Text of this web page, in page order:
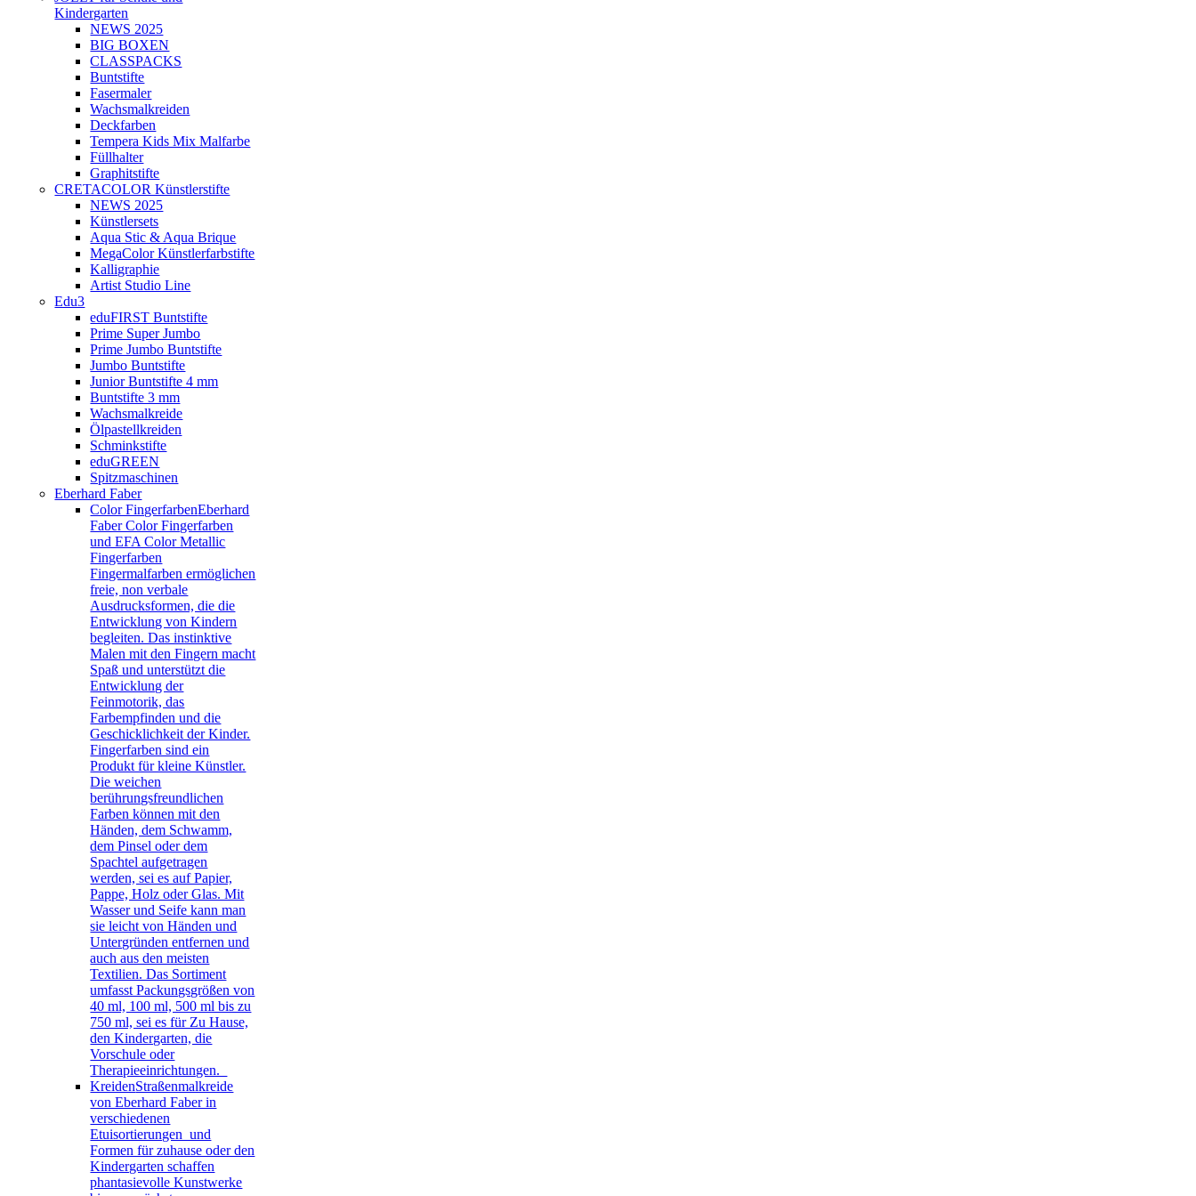
Kindergarten
NEWS 2025
BIG BOXEN
CLASSPACKS
Buntstifte
Fasermaler
Wachsmalkreiden
Deckfarben
Tempera Kids Mix Malfarbe
Füllhalter
Graphitstifte
CRETACOLOR Künstlerstifte
NEWS 2025
Künstlersets
Aqua Stic & Aqua Brique
MegaColor Künstlerfarbstifte
Kalligraphie
Artist Studio Line
Edu3
eduFIRST Buntstifte
Prime Super Jumbo
Prime Jumbo Buntstifte
Jumbo Buntstifte
Junior Buntstifte 4 mm
Buntstifte 3 mm
Wachsmalkreide
Ölpastellkreiden
Schminkstifte
eduGREEN
Spitzmaschinen
Eberhard Faber
Color FingerfarbenEberhard
Faber Color Fingerfarben
und EFA Color Metallic
Fingerfarben
Fingermalfarben ermöglichen
freie, non verbale
Ausdrucksformen, die die
Entwicklung von Kindern
begleiten. Das instinktive
Malen mit den Fingern macht
Spaß und unterstützt die
Entwicklung der
Feinmotorik, das
Farbempfinden und die
Geschicklichkeit der Kinder.
Fingerfarben sind ein
Produkt für kleine Künstler.
Die weichen
berührungsfreundlichen
Farben können mit den
Händen, dem Schwamm,
dem Pinsel oder dem
Spachtel aufgetragen
werden, sei es auf Papier,
Pappe, Holz oder Glas. Mit
Wasser und Seife kann man
sie leicht von Händen und
Untergründen entfernen und
auch aus den meisten
Textilien. Das Sortiment
umfasst Packungsgrößen von
40 ml, 100 ml, 500 ml bis zu
750 ml, sei es für Zu Hause,
den Kindergarten, die
Vorschule oder
Therapieeinrichtungen.
KreidenStraßenmalkreide
von Eberhard Faber in
verschiedenen
Etuisortierungen und
Formen für zuhause oder den
Kindergarten schaffen
phantasievolle Kunstwerke